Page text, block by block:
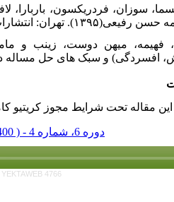
تهران: انتشارات ارجمند.
و سبک های حل مساله در
این مقاله تحت شرایط مجوز کریتیو
دوره 6، شماره 4 - ( 1400 )
4766